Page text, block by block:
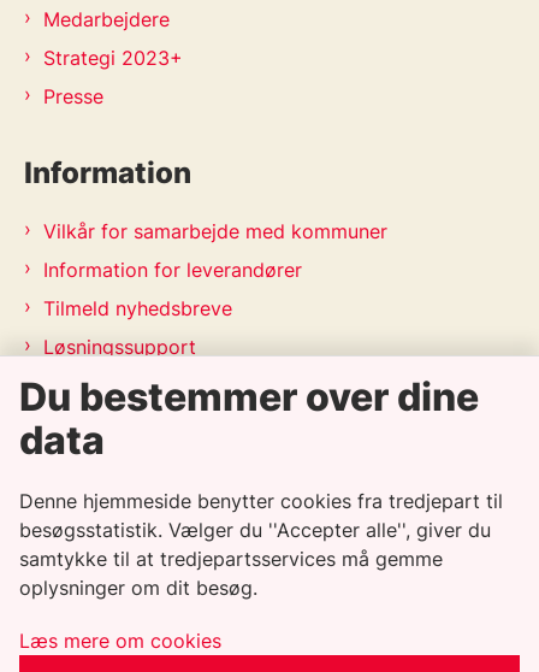
Medarbejdere
Strategi 2023+
Presse
Information
Vilkår for samarbejde med kommuner
Information for leverandører
Tilmeld nyhedsbreve
Løsningssupport
Releasekalender
APV-handleplan 2026
Genveje
Informationssikkerhedspolitik
Tilgængelighedserklæring
Whistleblowerordning
Du bestemmer over dine
data
Denne hjemmeside benytter cookies fra tredjepart til
besøgsstatistik. Vælger du ''Accepter alle'', giver du
samtykke til at tredjepartsservices må gemme
oplysninger om dit besøg.
Læs mere om cookies